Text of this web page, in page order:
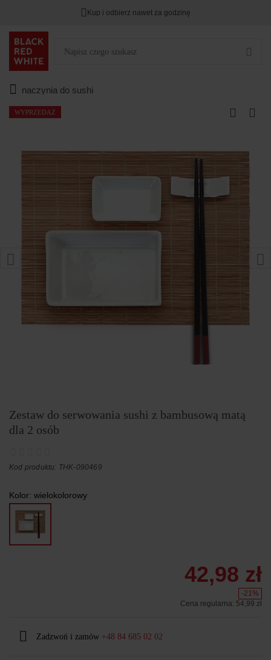
Kup i odbierz nawet za godzinę
naczynia do sushi
WYPRZEDAŻ
Zestaw do serwowania sushi z bambusową matą
dla 2 osób
Kod produktu: THK-090469
Kolor: wielokolorowy
42,98 zł
-21%
Cena regularna: 54,99 zł
Zadzwoń i zamów +48 84 685 02 02